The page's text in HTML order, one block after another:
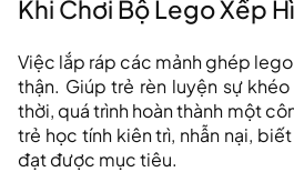
Khi Chơi Bộ Lego Xếp
Việc lắp ráp các mảnh ghép
thận. Giúp trẻ rèn luyện sự
thời, quá trình hoàn thành một
trẻ học tính kiên trì, nhẫn nại,
đạt được mục tiêu.